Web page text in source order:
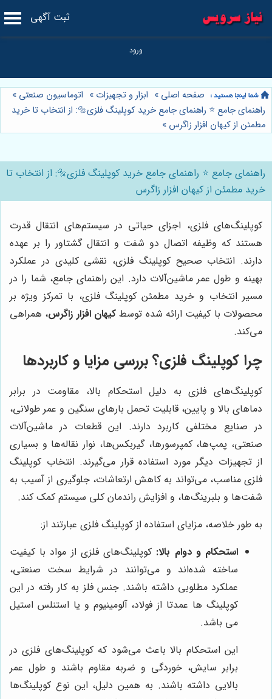
ثبت آگهی
صفحه اصلی » ابزار و تجهیزات » اتوماسیون صنعتی »
راهنمای جامع ⭐️ راهنمای جامع خرید کوپلینگ فلزی🔩: از انتخاب تا خرید
مطمئن از کیهان افزار زاگرس »
راهنمای جامع ⭐️ راهنمای جامع خرید کوپلینگ فلزی🔩: از انتخاب تا
خرید مطمئن از کیهان افزار زاگرس
کوپلینگ‌های فلزی، اجزای حیاتی در سیستم‌های انتقال قدرت
هستند که وظیفه اتصال دو شفت و انتقال گشتاور را بر عهده
دارند. انتخاب صحیح کوپلینگ فلزی، نقشی کلیدی در عملکرد
بهینه و طول عمر ماشین‌آلات دارد. این راهنمای جامع، شما را در
مسیر انتخاب و خرید مطمئن کوپلینگ فلزی، با تمرکز ویژه بر
محصولات با کیفیت ارائه شده توسط کیهان افزار زاگرس، همراهی
می‌کند.
چرا کوپلینگ فلزی؟ بررسی مزایا و کاربردها
کوپلینگ‌های فلزی به دلیل استحکام بالا، مقاومت در برابر
دماهای بالا و پایین، قابلیت تحمل بارهای سنگین و عمر طولانی،
در صنایع مختلفی کاربرد دارند. این قطعات در ماشین‌آلات
صنعتی، پمپ‌ها، کمپرسورها، گیربکس‌ها، نوار نقاله‌ها و بسیاری
از تجهیزات دیگر مورد استفاده قرار می‌گیرند. انتخاب کوپلینگ
فلزی مناسب، می‌تواند به کاهش ارتعاشات، جلوگیری از آسیب به
شفت‌ها و بلبرینگ‌ها، و افزایش راندمان کلی سیستم کمک کند.
به طور خلاصه، مزایای استفاده از کوپلینگ فلزی عبارتند از:
استحکام و دوام بالا: کوپلینگ‌های فلزی از مواد با کیفیت
ساخته شده‌اند و می‌توانند در شرایط سخت صنعتی،
عملکرد مطلوبی داشته باشند. جنس فلز به کار رفته در این
کوپلینگ ها عمدتا از فولاد، آلومینیوم و یا استنلس استیل
می باشد.
این استحکام بالا باعث می‌شود که کوپلینگ‌های فلزی در
برابر سایش، خوردگی و ضربه مقاوم باشند و طول عمر
بالایی داشته باشند. به همین دلیل، این نوع کوپلینگ‌ها